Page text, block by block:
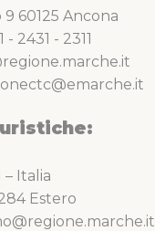
60125 Ancona
2431 - 2311
– Italia
Estero